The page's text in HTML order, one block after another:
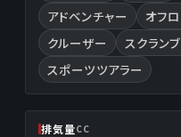
アドベンチャー
オフ
クルーザー
スクラン
スポーツツアラー
排気量CC